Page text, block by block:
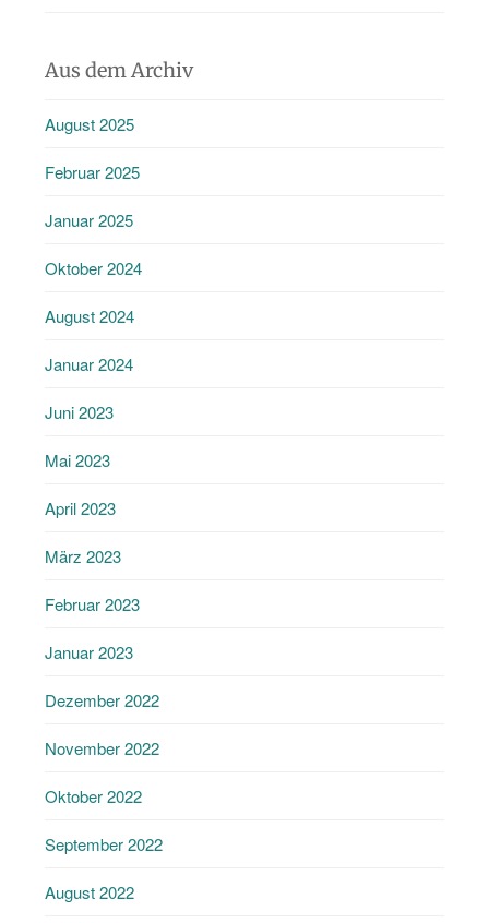
Aus dem Archiv
August 2025
Februar 2025
Januar 2025
Oktober 2024
August 2024
Januar 2024
Juni 2023
Mai 2023
April 2023
März 2023
Februar 2023
Januar 2023
Dezember 2022
November 2022
Oktober 2022
September 2022
August 2022